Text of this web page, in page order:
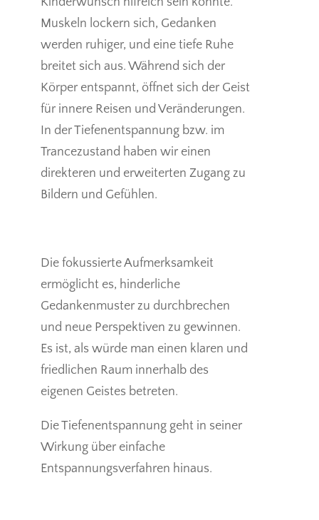
Muskeln lockern sich, Gedanken
werden ruhiger, und eine tiefe Ruhe
breitet sich aus. Während sich der
Körper entspannt, öffnet sich der Geist
für innere Reisen und Veränderungen.
In der Tiefenentspannung bzw. im
Trancezustand haben wir einen
direkteren und erweiterten Zugang zu
Bildern und Gefühlen.
Die fokussierte Aufmerksamkeit
ermöglicht es, hinderliche
Gedankenmuster zu durchbrechen
und neue Perspektiven zu gewinnen.
Es ist, als würde man einen klaren und
friedlichen Raum innerhalb des
eigenen Geistes betreten.
Die Tiefenentspannung geht in seiner
Wirkung über einfache
Entspannungsverfahren hinaus.